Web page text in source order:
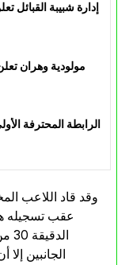
إدارة شبيبة القبائل
مولودية وهران
الرابطة المحترفة
وقد قاد اللاعب
عقب تسجيله
الجانبين